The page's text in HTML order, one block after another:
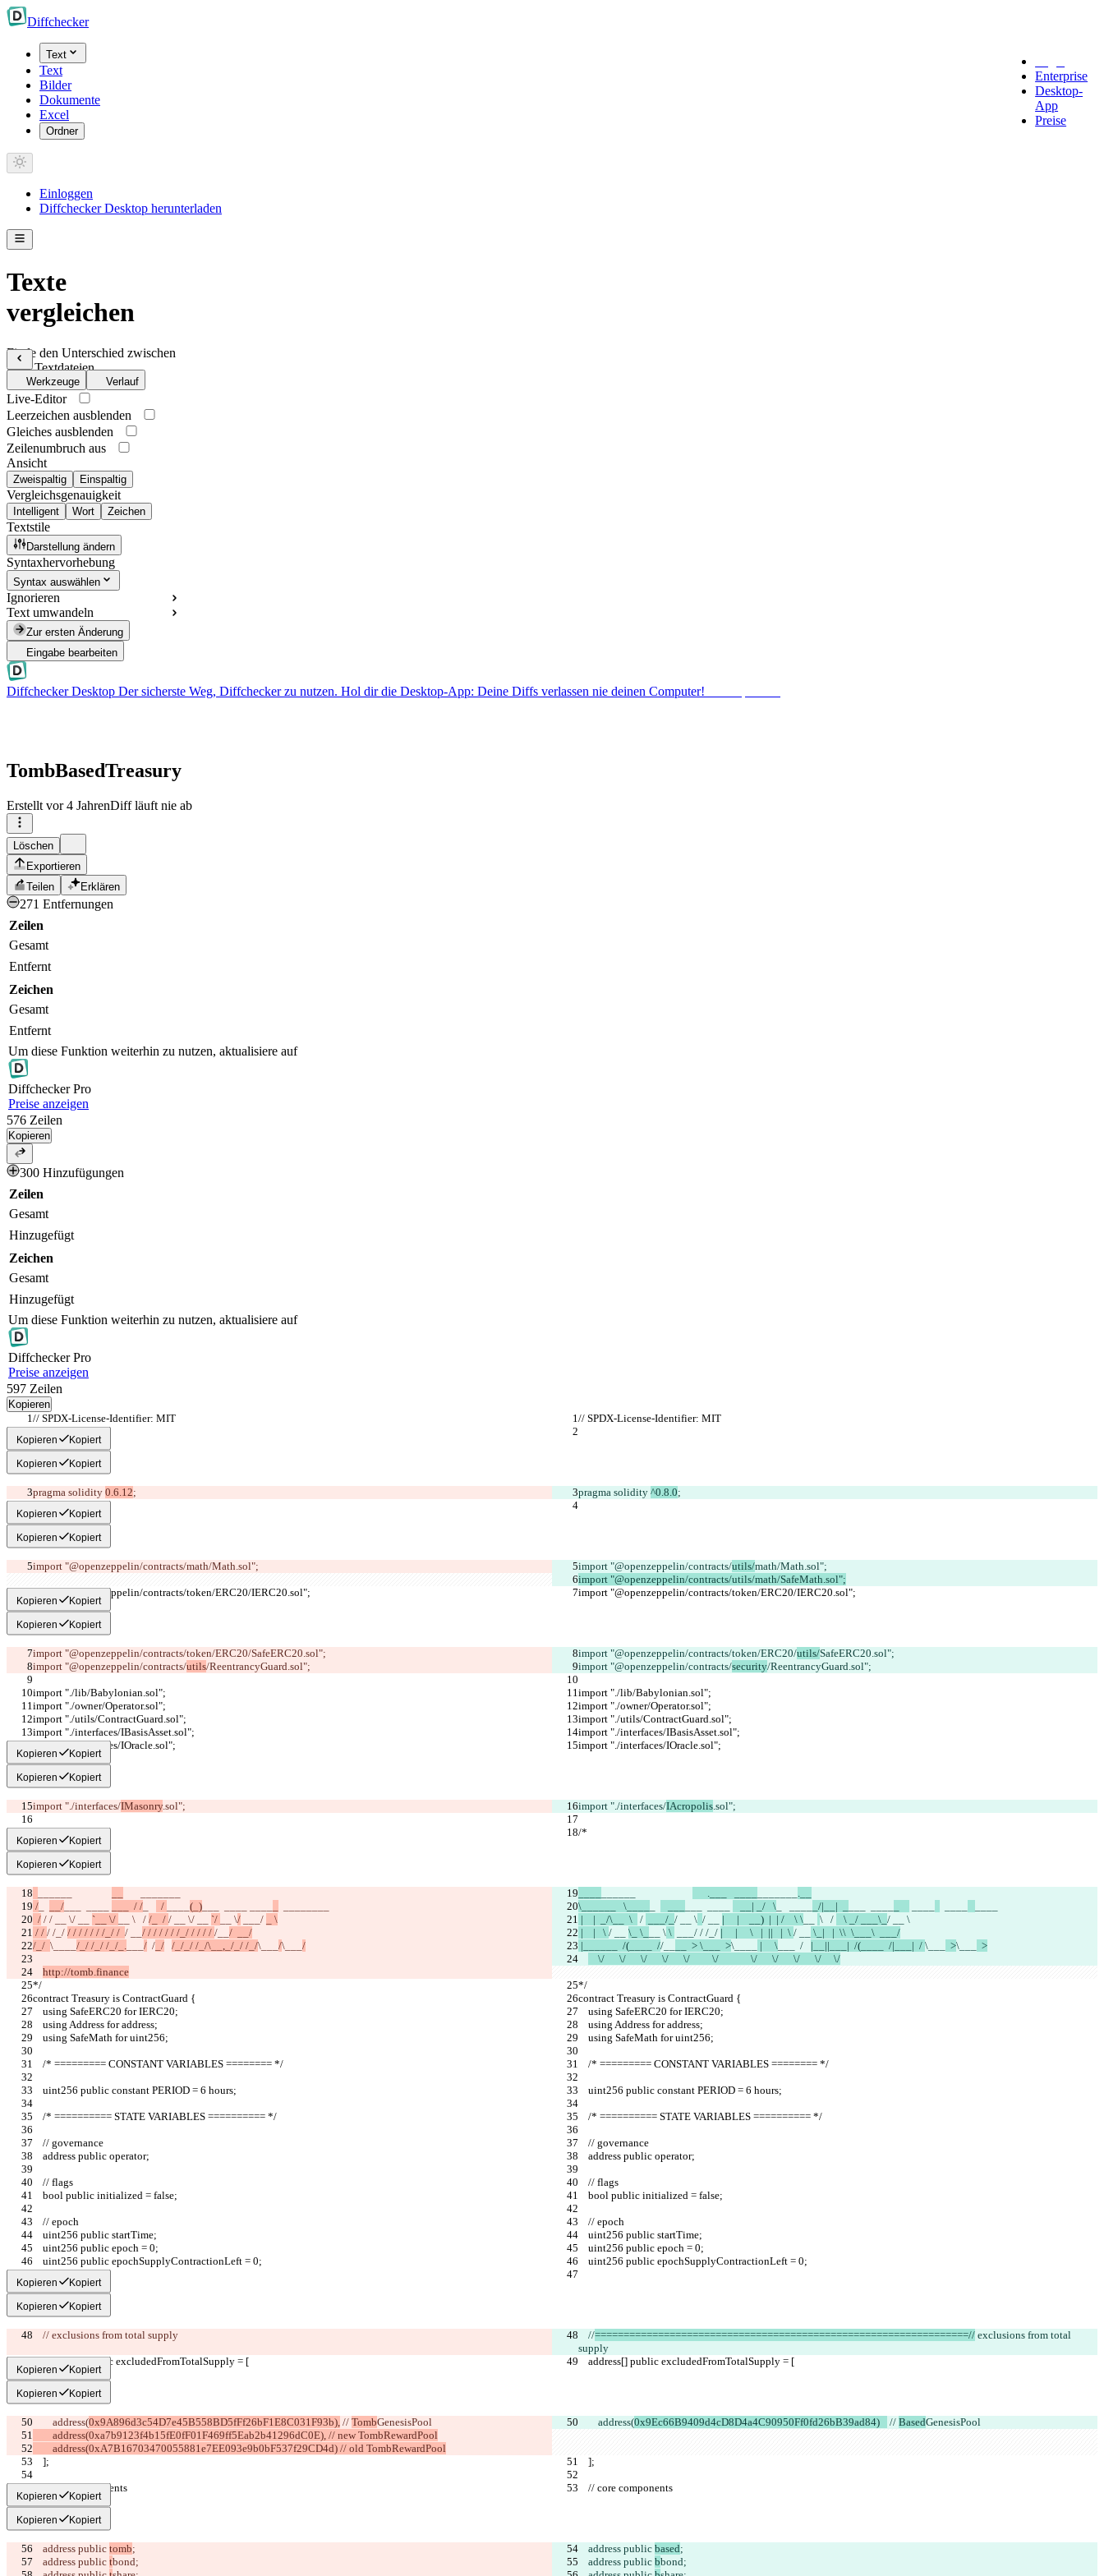
Diffchecker
Text
Text
Bilder
Dokumente
Excel
Ordner
Enterprise
Desktop-
App
Preise
Einloggen
Diffchecker Desktop herunterladen
Texte
vergleichen
Finde den Unterschied zwischen
zwei Textdateien
Werkzeuge Verlauf
Live-Editor
Leerzeichen ausblenden
Gleiches ausblenden
Zeilenumbruch aus
Ansicht
Zweispaltig Einspaltig
Vergleichsgenauigkeit
Intelligent Wort Zeichen
Textstile
Darstellung ändern
Syntaxhervorhebung
Syntax auswählen
Ignorieren
Text umwandeln
Zur ersten Änderung
Eingabe bearbeiten
Diffchecker Desktop Der sicherste Weg, Diffchecker zu nutzen. Hol dir die Desktop-App: Deine Diffs verlassen nie deinen Computer!
TombBasedTreasury
Erstellt vor 4 JahrenDiff läuft nie ab
Löschen
Exportieren
Teilen
Erklären
271 Entfernungen
Zeilen
Gesamt
Entfernt
Zeichen
Gesamt
Entfernt
Um diese Funktion weiterhin zu nutzen, aktualisiere auf
DiffcheckerPro
Preise anzeigen
576 Zeilen
Kopieren
300 Hinzufügungen
Zeilen
Gesamt
Hinzugefügt
Zeichen
Gesamt
Hinzugefügt
Um diese Funktion weiterhin zu nutzen, aktualisiere auf
DiffcheckerPro
Preise anzeigen
597 Zeilen
Kopieren
// SPDX-License-Identifier: MIT
// SPDX-License-Identifier: MIT
Kopieren Kopiert
Kopieren Kopiert
pragma solidity 0.6.12; pragma solidity ^0.8.0;
Kopieren Kopiert
Kopieren Kopiert
import "@openzeppelin/contracts/math/Math.sol"; import "@openzeppelin/contracts/utils/math/Math.sol";
import "@openzeppelin/contracts/utils/math/SafeMath.sol";
import "@openzeppelin/contracts/token/ERC20/IERC20.sol";
import "@openzeppelin/contracts/token/ERC20/IERC20.sol";
Kopieren Kopiert
Kopieren Kopiert
import "@openzeppelin/contracts/token/ERC20/SafeERC20.sol"; import "@openzeppelin/contracts/token/ERC20/utils/SafeERC20.sol";
import "@openzeppelin/contracts/utils/ReentrancyGuard.sol"; import "@openzeppelin/contracts/security/ReentrancyGuard.sol";
import "./lib/Babylonian.sol";
import "./lib/Babylonian.sol";
import "./owner/Operator.sol";
import "./owner/Operator.sol";
import "./utils/ContractGuard.sol";
import "./utils/ContractGuard.sol";
import "./interfaces/IBasisAsset.sol";
import "./interfaces/IBasisAsset.sol";
import "./interfaces/IOracle.sol";
import "./interfaces/IOracle.sol";
Kopieren Kopiert
Kopieren Kopiert
import "./interfaces/IMasonry.sol"; import "./interfaces/IAcropolis.sol";
/* /*
Kopieren Kopiert
Kopieren Kopiert
      .___   ____
.__
/
__/ ___  / /
  /
(_) \______   \____
   __| _/   \
_/|__|  _
  /
/ / __ \/ __ `__ \/ \   / /_  / / __ \/ __ `/ __ \/ ___/ _ \ |    |  _/\__  \ / ___/_ / __ \ / __ |     |    __)  |  | /    \ \ \   /
   \ _/ ___\_
/ __ \
/ / / /_/ / / / / / / /_/ / / __ / / / / / / /_/ / / / / /__ /  __/ |    |   \ / __ \_ \_ __ \ \ ___/ / /_/ |     |     \   |  ||   |  \ / __
\_|   |  \\  \___\  ___/
/_/ \____ /_/ /_/ /_/_. /
  /
_/ /_/_/ /_/\__,_/_/ /_/\___ /\___ / |______  /(____  //__ __  > \___  >\____ |     \
  /
|__||___|  /(____  /|___|  / \___
  >
\___
  >
    \/      \/      \/      \/      \/         \/             \/      \/      \/      \/     \/
http://tomb.finance
*/
*/
contract Treasury is ContractGuard {
contract Treasury is ContractGuard {
    using SafeERC20 for IERC20;
    using SafeERC20 for IERC20;
    using Address for address;
    using Address for address;
    using SafeMath for uint256;
    using SafeMath for uint256;
    /* ========= CONSTANT VARIABLES ======== */
    /* ========= CONSTANT VARIABLES ======== */
    uint256 public constant PERIOD = 6 hours;
    uint256 public constant PERIOD = 6 hours;
    /* ========== STATE VARIABLES ========== */
    /* ========== STATE VARIABLES ========== */
    // governance
    // governance
    address public operator;
    address public operator;
    // flags
    // flags
    bool public initialized = false;
    bool public initialized = false;
    // epoch
    // epoch
    uint256 public startTime;
    uint256 public startTime;
    uint256 public epoch = 0;
    uint256 public epoch = 0;
    uint256 public epochSupplyContractionLeft = 0;
    uint256 public epochSupplyContractionLeft = 0;
Kopieren Kopiert
Kopieren Kopiert
    //
exclusions from total supply
    //
=================================================================// exclusions from total
supply
    address[] public excludedFromTotalSupply = [
    address[] public excludedFromTotalSupply = [
Kopieren Kopiert
Kopieren Kopiert
        address(
0x9A896d3c54D7e45B558BD5fFf26bF1E8C031F93b), // TombGenesisPool
        address(
0x9Ec66B9409d4cD8D4a4C90950Ff0fd26bB39ad84) // BasedGenesisPool
        address(0xa7b9123f4b15fE0fF01F469ff5Eab2b41296dC0E), // new TombRewardPool
        address(0xA7B16703470055881e7EE093e9b0bF537f29CD4d) // old TombRewardPool
    ];
    ];
    // core components
    // core components
Kopieren Kopiert
Kopieren Kopiert
    address public
tomb;
    address public
based;
    address public
tbond;
    address public
bbond;